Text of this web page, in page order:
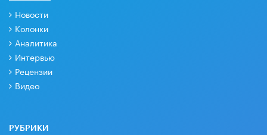
Новости
Колонки
Аналитика
Интервью
Рецензии
Видео
РУБРИКИ